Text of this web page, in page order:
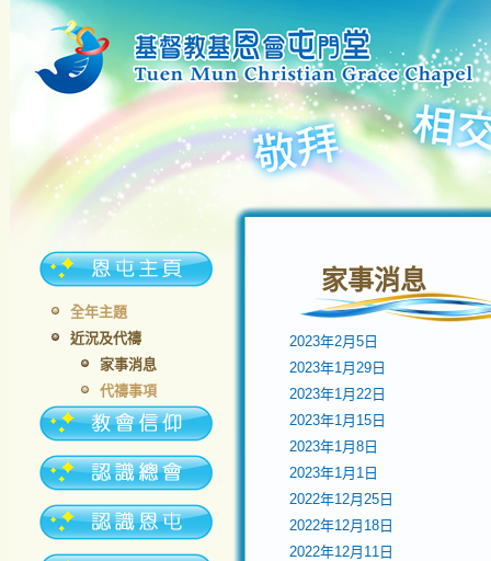
全年主題
近況及代禱
家事消息
代禱事項
家事消息
2023年2月5日
2023年1月29日
2023年1月22日
2023年1月15日
2023年1月8日
2023年1月1日
2022年12月25日
2022年12月18日
2022年12月11日